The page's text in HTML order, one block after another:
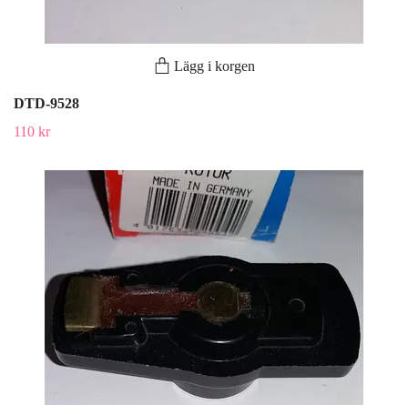
Lägg i korgen
DTD-9528
110 kr